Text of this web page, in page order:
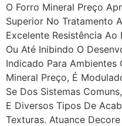
O Forro Mineral Preço
Superior No Tratamento
Excelente Resistência
Ou Até Inibindo O
Indicado Para Ambientes
Mineral Preço, É
Se Dos Sistemas
E Diversos Tipos De
Texturas. Atuance